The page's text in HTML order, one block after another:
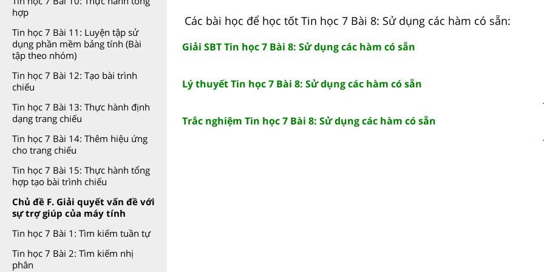
hợp
Tin học 7 Bài 11: Luyện tập sử
dụng phần mềm bảng tính (Bài
tập theo nhóm)
Tin học 7 Bài 12: Tạo bài trình
chiếu
Tin học 7 Bài 13: Thực hành định
dạng trang chiếu
Tin học 7 Bài 14: Thêm hiệu ứng
cho trang chiếu
Tin học 7 Bài 15: Thực hành tổng
hợp tạo bài trình chiếu
Chủ đề F. Giải quyết vấn đề với
sự trợ giúp của máy tính
Tin học 7 Bài 1: Tìm kiếm tuần tự
Tin học 7 Bài 2: Tìm kiếm nhị
phân
Các bài học để học tốt Tin học 7 Bài 8: Sử dụng các hàm có sẵn:
Giải SBT Tin học 7 Bài 8: Sử dụng các hàm có sẵn
Lý thuyết Tin học 7 Bài 8: Sử dụng các hàm có sẵn
Trắc nghiệm Tin học 7 Bài 8: Sử dụng các hàm có sẵn